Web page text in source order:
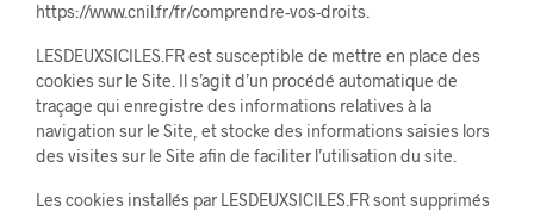
https://www.cnil.fr/fr/comprendre-vos-droits.
LESDEUXSICILES.FR est susceptible de mettre en place des
cookies sur le Site. Il s’agit d’un procédé automatique de
traçage qui enregistre des informations relatives à la
navigation sur le Site, et stocke des informations saisies lors
des visites sur le Site afin de faciliter l’utilisation du site.
Les cookies installés par LESDEUXSICILES.FR sont supprimés